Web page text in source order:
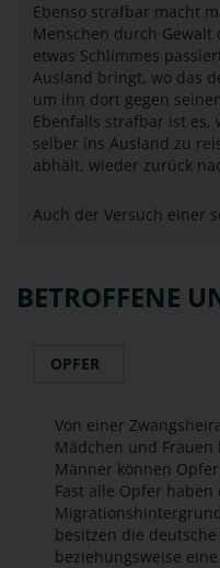
Ebenso strafbar macht
Menschen durch
etwas Schlimmes
Ausland bringt, wo das
um ihn dort gegen
Ebenfalls strafbar ist
selber ins Ausland zu
abhält, wieder zurück
Auch der Versuch einer
BETROFFENE
OPFER
Von einer
Mädchen und Frauen
Männer können
Fast alle Opfer haben
besitzen die
beziehungsweise